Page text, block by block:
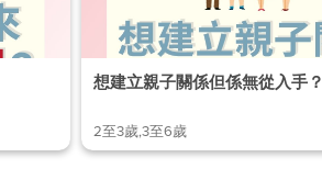
想建立親子關係但係無從入手？
2至3歲,3至6歲